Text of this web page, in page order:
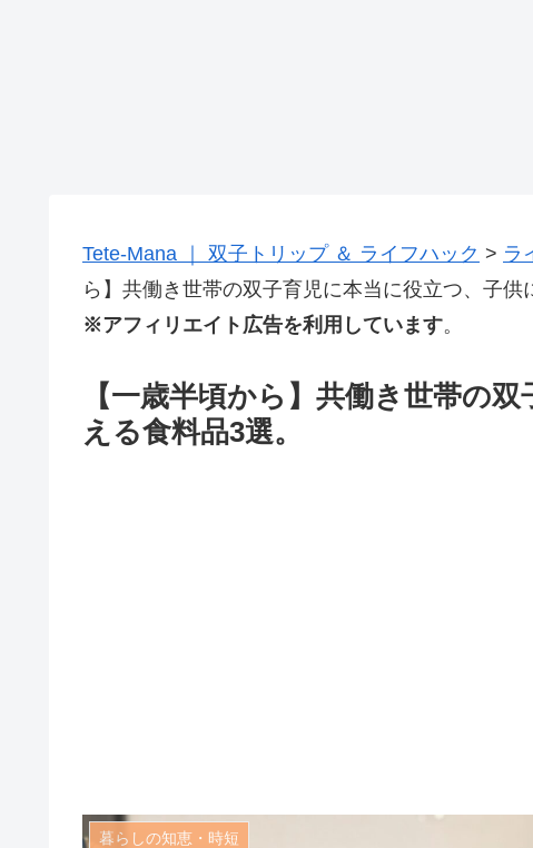
Tete-Mana ｜ 双子トリップ ＆ ライフハック > ラ
ら】共働き世帯の双子育児に本当に役立つ、子供
※アフィリエイト広告を利用しています。
【一歳半頃から】共働き世帯の
える食料品3選。
暮らしの知恵・時短